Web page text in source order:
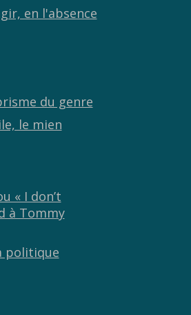
en l'absence
du genre
le mien
« I don’t
à Tommy
politique